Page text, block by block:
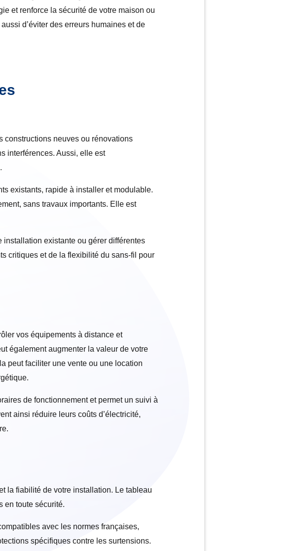
et renforce la sécurité de votre maison ou
d’éviter des erreurs humaines et de
constructions neuves ou rénovations
interférences. Aussi, elle est
existants, rapide à installer et modulable.
sans travaux importants. Elle est
existante ou gérer différentes
critiques et de la flexibilité du sans-fil pour
vos équipements à distance et
également augmenter la valeur de votre
peut faciliter une vente ou une location
de fonctionnement et permet un suivi à
ainsi réduire leurs coûts d’électricité,
la fiabilité de votre installation. Le tableau
en toute sécurité.
avec les normes françaises,
spécifiques contre les surtensions.